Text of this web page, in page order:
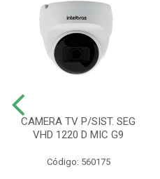
CAMERA TV P/SIST. SEG
VHD 1220 D MIC G9
Código: 560175